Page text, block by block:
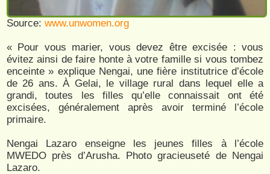
Source: www.unwomen.org
« Pour vous marier, vous devez être excisée : vous
évitez ainsi de faire honte à votre famille si vous tombez
enceinte » explique Nengai, une fière institutrice d’école
de 26 ans. À Gelai, le village rural dans lequel elle a
grandi, toutes les filles qu’elle connaissait ont été
excisées, généralement après avoir terminé l’école
primaire.
Nengai Lazaro enseigne les jeunes filles à l’école
MWEDO près d’Arusha. Photo gracieuseté de Nengai
Lazaro.